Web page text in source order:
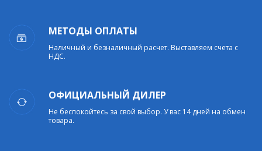
МЕТОДЫ ОПЛАТЫ
Наличный и безналичный расчет. Выставляем счета с
НДС.
ОФИЦИАЛЬНЫЙ ДИЛЕР
Не беспокойтесь за свой выбор. У вас 14 дней на обмен
товара.